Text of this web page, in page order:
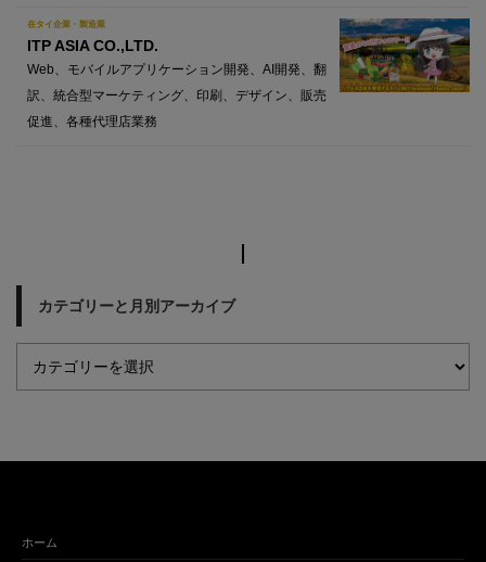
在タイ企業・製造業
ITP ASIA CO.,LTD.
Web、モバイルアプリケーション開発、AI開発、翻
訳、統合型マーケティング、印刷、デザイン、販売
促進、各種代理店業務
カテゴリーと月別アーカイブ
ホーム